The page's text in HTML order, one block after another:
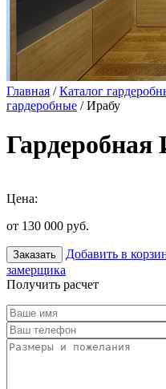
Главная /Каталог
гардеробные / Ирабу
Гардеробная
Цена:
от 130 000 руб.
Заказать Добавить в
замерщика
Получить расчет